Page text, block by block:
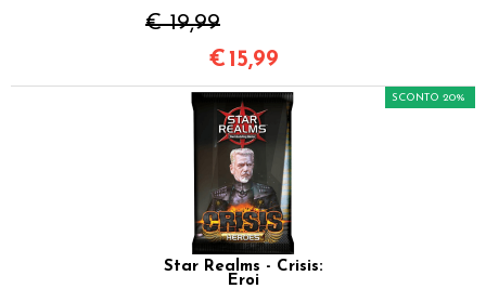
€ 19,99
€ 15,99
Star Realms - Crisis:
Eroi
SCONTO 20%